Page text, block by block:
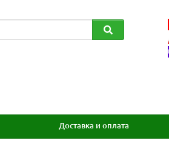
Доставка и оплата